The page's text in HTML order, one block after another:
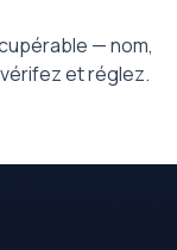
— nom,
et réglez.